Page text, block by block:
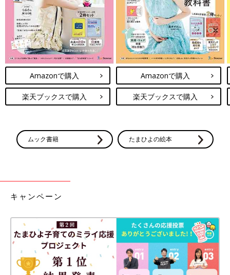
Amazonで購入
楽天ブックスで購入
Amazonで購入
楽天ブックスで購入
ムック書籍 たまひよの絵本
キャンペーン